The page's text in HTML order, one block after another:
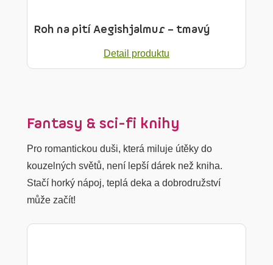
Roh na pití Aegishjalmur – tmavý
Detail produktu
Fantasy & sci-fi knihy
Pro romantickou duši, která miluje útěky do
kouzelných světů, není lepší dárek než kniha.
Stačí horký nápoj, teplá deka a dobrodružství
může začít!